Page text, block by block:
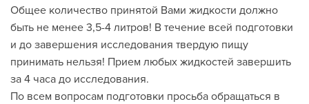
Общее количество принятой Вами жидкости должно
быть не менее 3,5-4 литров! В течение всей подготовки
и до завершения исследования твердую пищу
принимать нельзя! Прием любых жидкостей завершить
за 4 часа до исследования.
По всем вопросам подготовки просьба обращаться в